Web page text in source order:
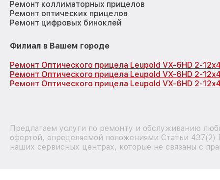
Ремонт коллиматорных прицелов
Ремонт оптических прицелов
Ремонт цифровых биноклей
Филиал в Вашем городе
Ремонт Оптического прицела Leupold VX-6HD 2-
Ремонт Оптического прицела Leupold VX-6HD 2-
Ремонт Оптического прицела Leupold VX-6HD 2-
Предлагаем услуги по ремонту и обслуживанию
офертой, определяемой положениями Статьи 437(2)
наших сервисных центрах, которые не связаны с